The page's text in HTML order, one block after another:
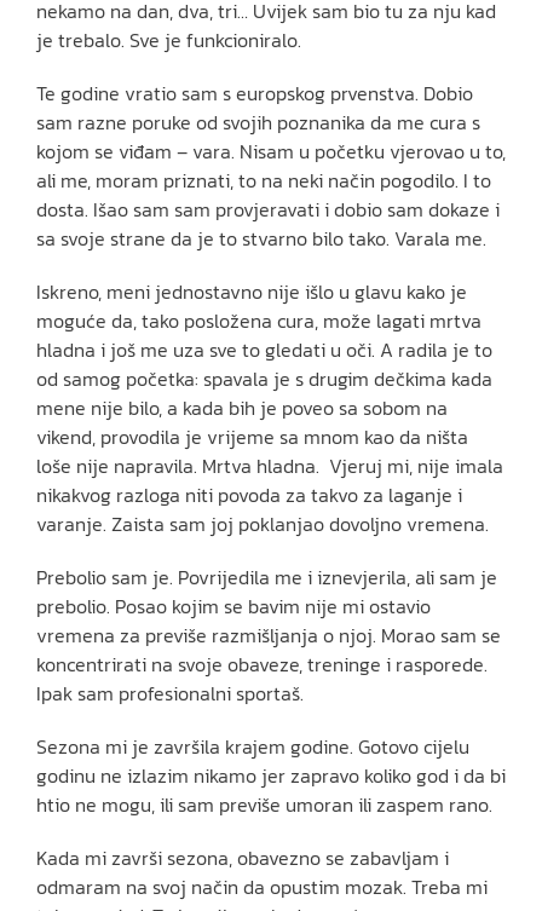
nekamo na dan, dva, tri… Uvijek sam bio tu za nju kad
je trebalo. Sve je funkcioniralo.
Te godine vratio sam s europskog prvenstva. Dobio
sam razne poruke od svojih poznanika da me cura s
kojom se viđam – vara. Nisam u početku vjerovao u to,
ali me, moram priznati, to na neki način pogodilo. I to
dosta. Išao sam sam provjeravati i dobio sam dokaze i
sa svoje strane da je to stvarno bilo tako. Varala me.
Iskreno, meni jednostavno nije išlo u glavu kako je
moguće da, tako posložena cura, može lagati mrtva
hladna i još me uza sve to gledati u oči. A radila je to
od samog početka: spavala je s drugim dečkima kada
mene nije bilo, a kada bih je poveo sa sobom na
vikend, provodila je vrijeme sa mnom kao da ništa
loše nije napravila. Mrtva hladna. Vjeruj mi, nije imala
nikakvog razloga niti povoda za takvo za laganje i
varanje. Zaista sam joj poklanjao dovoljno vremena.
Prebolio sam je. Povrijedila me i iznevjerila, ali sam je
prebolio. Posao kojim se bavim nije mi ostavio
vremena za previše razmišljanja o njoj. Morao sam se
koncentrirati na svoje obaveze, treninge i rasporede.
Ipak sam profesionalni sportaš.
Sezona mi je završila krajem godine. Gotovo cijelu
godinu ne izlazim nikamo jer zapravo koliko god i da bi
htio ne mogu, ili sam previše umoran ili zaspem rano.
Kada mi završi sezona, obavezno se zabavljam i
odmaram na svoj način da opustim mozak. Treba mi